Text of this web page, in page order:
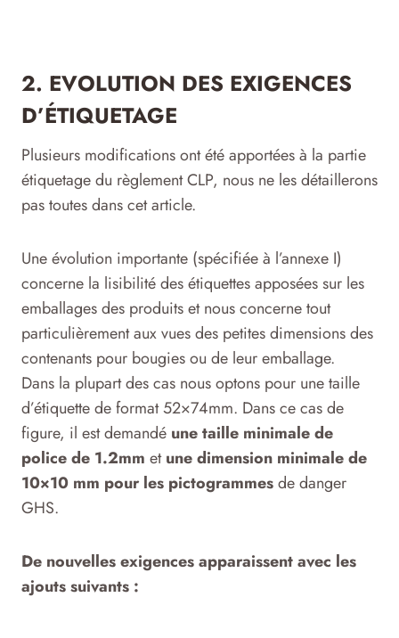
2. EVOLUTION DES EXIGENCES
D’ÉTIQUETAGE
Plusieurs modifications ont été apportées à la partie
étiquetage du règlement CLP, nous ne les détaillerons
pas toutes dans cet article.
Une évolution importante (spécifiée à l’annexe I)
concerne la lisibilité des étiquettes apposées sur les
emballages des produits et nous concerne tout
particulièrement aux vues des petites dimensions des
contenants pour bougies ou de leur emballage.
Dans la plupart des cas nous optons pour une taille
d’étiquette de format 52×74mm. Dans ce cas de
figure, il est demandé une taille minimale de
police de 1.2mm etune dimension minimale de
10×10 mm pour les pictogrammesde danger
GHS.
De nouvelles exigences apparaissent avec les
ajouts suivants :